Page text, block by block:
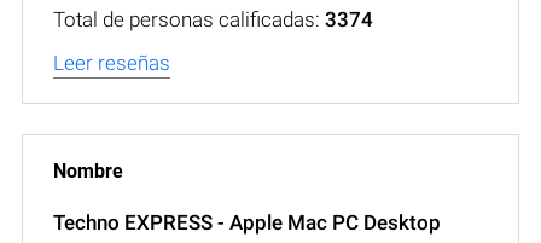
Total de personas calificadas: 3374
Leer reseñas
Techno EXPRESS - Apple Mac PC Desktop